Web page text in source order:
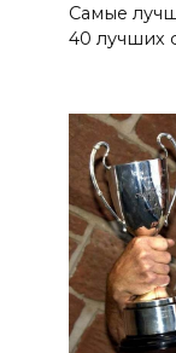
Самые
40 лучших